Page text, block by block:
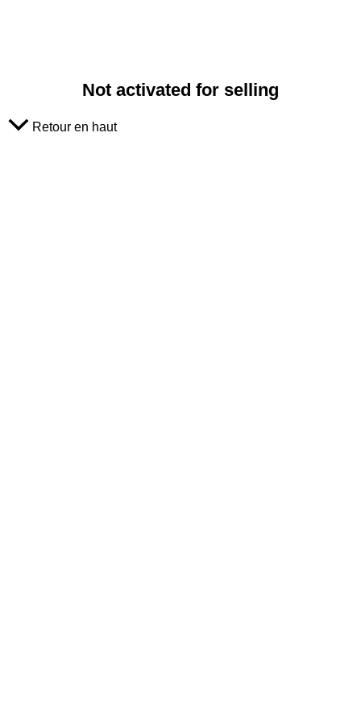
Not activated for selling
Retour en haut